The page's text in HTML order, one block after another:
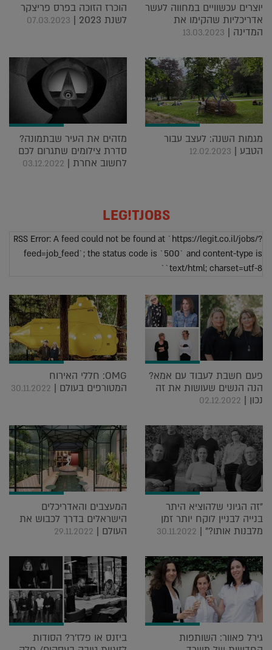
יוצרים עכשוויים במחווה לעשר
אדריכליות שהקימו את
המדינה | 13.03.2023
הוכרז הזוכה בפרס פריצקר
לשנת 2023 |
07.03.2023
מגמות השנה: לעצב עבור
הטבע | 12.02.2023
מזהים את העיר שבתמונה?
סדרת צילומים שתגרום לכם
לחשוב אחרת | 03.12.2022
LEG!TJOBS
RSS Error: A feed could not be found at `https://legit.co.il/jobs/?
feed=job_feed`; the status code is `500` and content-type is
`text/html; charset=utf-8`
פעם חשבת לעבוד עם אמא?
הנה הנשים שעושות את זה
נכון | 02.12.2022
OMG: חללי האירוח
המטורפים בעולם | 30.11.2022
"זה הגיוני שלהוציא היתר
בנייה לבניין לוקח יותר זמן
מלבנות אותו?" | 30.11.2022
המעצבים והאדריכלים
הישראלים בדרך לכבוש את
העולם | 29.11.2022
גירל פאוור: השותפות
ביזנס או פלז'ר? הסודות